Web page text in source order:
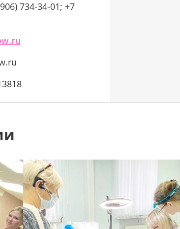
734-34-01; +7